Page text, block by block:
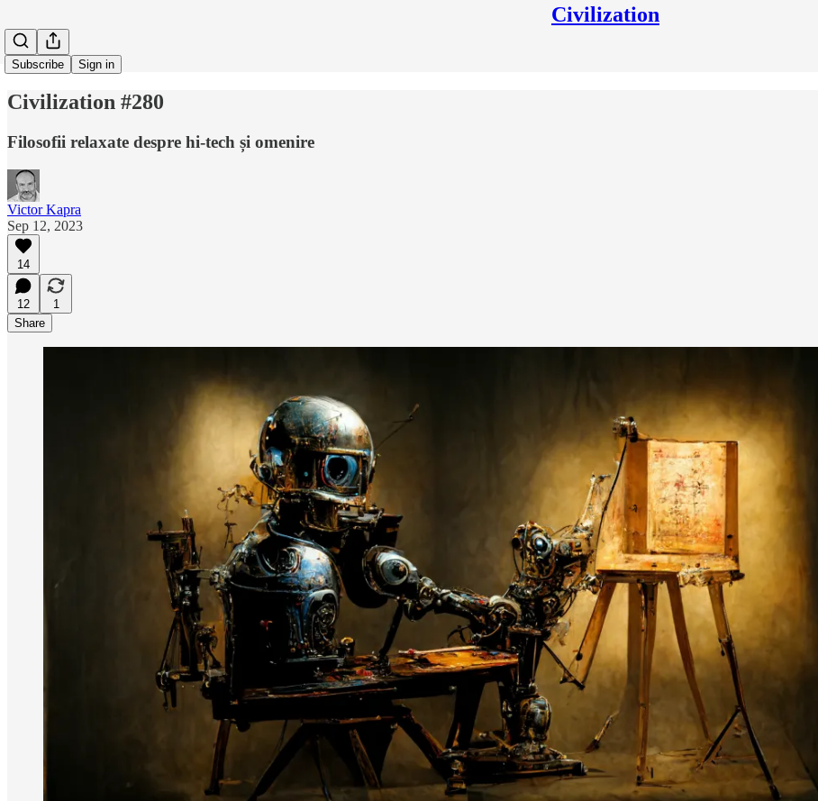
Civilization
Subscribe Sign in
Civilization #280
Filosofii relaxate despre hi-tech și omenire
Victor Kapra
Sep 12, 2023
14
12
1
Share